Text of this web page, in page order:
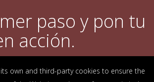
paso y pon tu
acción.
own and third-party cookies to ensure the